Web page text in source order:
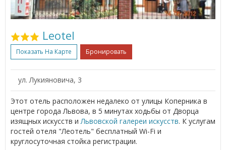
Leotel
Показать На Карте Бронировать
ул. Лукияновича, 3
Этот отель расположен недалеко от улицы Коперника в
центре города Львова, в 5 минутах ходьбы от Дворца
изящных искусств и Львовской галереи искусств. К услугам
гостей отеля "Леотель" бесплатный Wi-Fi и
круглосуточная стойка регистрации.